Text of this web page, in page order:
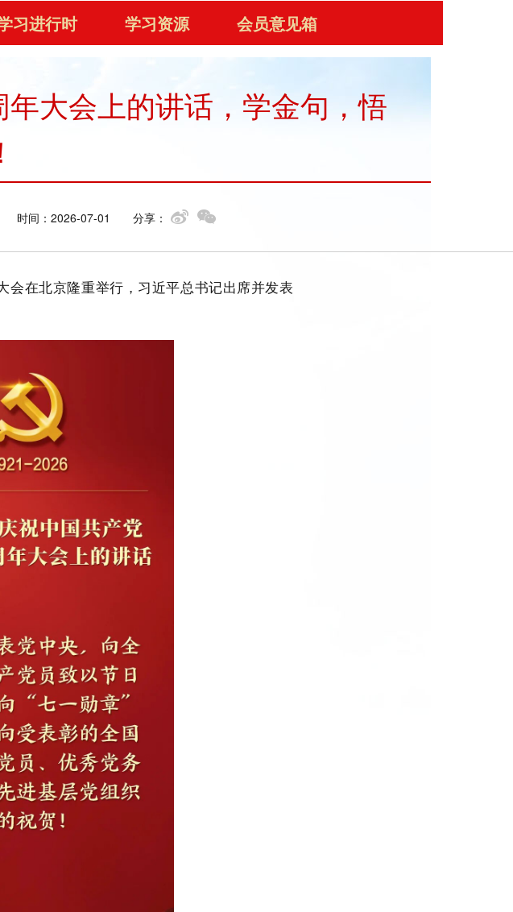
习进行时 学习资源 会员意见箱
大会上的讲话，学金句，悟
时间：2026-07-01 分享：
在北京隆重举行，习近平总书记出席并发表